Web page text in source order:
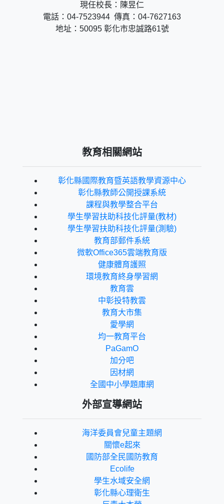
現任校長：陳昱仁
電話：04-7523944 傳真：04-7627163
地址：50095 彰化市忠誠路61號
教育相關網站
彰化縣國際教育暨英語教學資源中心
彰化縣教師公開授課系統
課程與教學整合平台
學生學習扶助科技化評量(教材)
學生學習扶助科技化評量(測驗)
教育部郵件系統
微軟Office365雲端教育版
健康體育護照
環境教育終身學習網
教育雲
中彰投特教雲
教育大市集
愛學網
均一教育平台
PaGamO
加分吧
因材網
全國中小學題庫網
外部宣導網站
海洋委員會兒童主題網
關懷e起來
國防部全民國防教育
Ecolife
學生水域安全網
彰化縣心理衛生